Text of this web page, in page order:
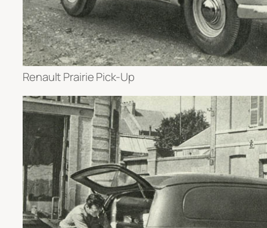
Renault Prairie Pick-Up